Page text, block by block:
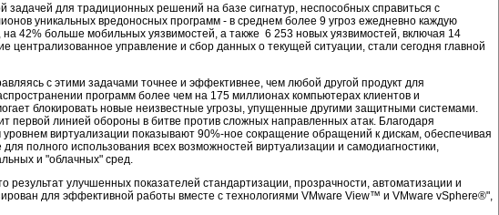
для традиционных решений на базе сигнатур, неспособных справиться с
уникальных вредоносных программ - в среднем более 9 угроз ежедневно каждую
42% больше мобильных уязвимостей, а также 6 253 новых уязвимостей, включая 14
управление и сбор данных о текущей ситуации, стали сегодня главной
с этими задачами точнее и эффективнее, чем любой другой продукт для
программ более чем на 175 миллионах компьютерах клиентов и
блокировать новые неизвестные угрозы, упущенные другими защитными системами.
первой линией обороны в битве против сложных направленных атак. Благодаря
виртуализации показывают 90%-ное сокращение обращений к дискам, обеспечивая
полного использования всех возможностей виртуализации и самодиагностики,
и "облачных" сред.
улучшенных показателей стандартизации, прозрачности, автоматизации и
для эффективной работы вместе с технологиями VMware View™ и VMware vSphere®",